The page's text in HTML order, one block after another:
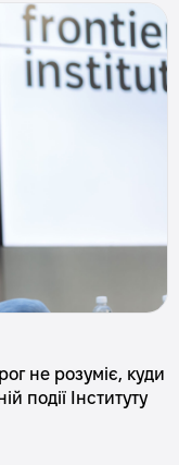
не розуміє, куди
події Інституту